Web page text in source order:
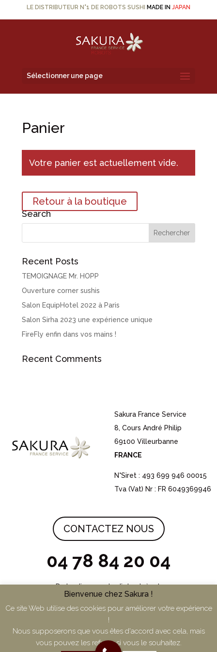
LE DISTRIBUTEUR N°1 DE ROBOTS SUSHI MADE IN JAPAN
Sélectionner une page
Panier
Votre panier est actuellement vide.
Retour à la boutique
Search
Recent Posts
TEMOIGNAGE Mr. HOPP
Ouverture corner sushis
Salon EquipHotel 2022 à Paris
Salon Sirha 2023 une expérience unique
FireFly enfin dans vos mains !
Recent Comments
Sakura France Service
8, Cours André Philip
69100 Villeurbanne
FRANCE
N°Siret : 493 699 946 00015
Tva (Vat) Nr : FR 6049369946
CONTACTEZ NOUS
04 78 84 20 04
Du lundi au vendredi de 9h à 17h
Bienvenue chez Sakura !
Ce site Web utilise des cookies pour améliorer votre expérience
!
Nous supposerons que vous êtes d'accord avec cela, mais
vous pouvez les refuser si vous le souhaitez.